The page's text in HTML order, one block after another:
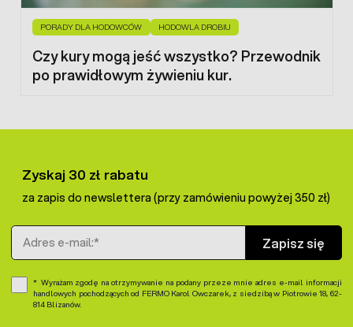
100 ml wystarczy na 250 litrów wody.
Octafarm Max – skład preparatu:
Dodatki paszowe: 2b Ocimum basilicum tincture;
2b Thymol; 2b Camphor oil. Materiały paszowe:
włókno surowe: 0%, Oleje i tłuszcze surowe: 0%,
popiół surowy: maks. 2,0%
PORADY DLA HODOWCÓW HODOWLA DROBIU
Czy kury mogą jeść wszystko? Przewodnik
po prawidłowym żywieniu kur.
Zyskaj 30 zł rabatu
za zapis do newslettera (przy zamówieniu powyżej 350 zł)
Adres e-mail
Zapisz się
Wyrażam zgodę na otrzymywanie na podany przeze mnie adres e-mail informacji
handlowych pochodzących od FERMO Karol Owczarek, z siedzibą w Piotrowie 18, 62-
814 Blizanów.